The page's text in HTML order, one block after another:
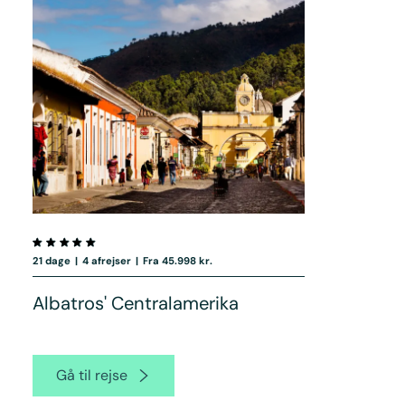
21 dage | 4 afrejser | Fra 45.998 kr.
Albatros' Centralamerika
Gå til rejse